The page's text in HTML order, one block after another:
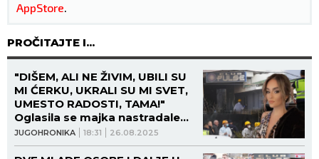
AppStore.
PROČITAJTE I...
JUGOHRONIKA 18:31 26.08.2025
"DIŠEM, ALI NE ŽIVIM, UBILI SU
MI ĆERKU, UKRALI SU MI SVET,
UMESTO RADOSTI, TAMA!"
Oglasila se majka nastradale
devojke u diskoteci u
Kočanima! (FOTO)